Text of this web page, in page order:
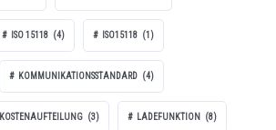
ISO 15118 (4) ISO15118 (1)
KOMMUNIKATIONSSTANDARD (4)
KOSTENAUFTEILUNG (3) LADEFUNKTION (8)